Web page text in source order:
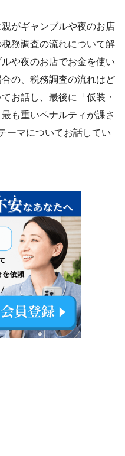
がギャンブルや夜のお店
務調査の流れについて解
や夜のお店でお金を使い
の、税務調査の流れはど
お話し、最後に「仮装・
も重いペナルティが課さ
ーマについてお話してい